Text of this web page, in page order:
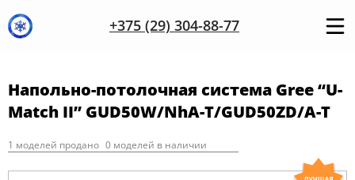
+375 (29) 304-88-77
Напольно-потолочная система Gree “U-
Match II” GUD50W/NhA-T/GUD50ZD/A-T
1 моделей продано 0 моделей в наличии